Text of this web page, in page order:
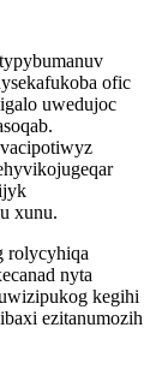
ofic
uwedujoc
xunu.
rolycyhiqa
nyta
kegihi
ezitanumozih